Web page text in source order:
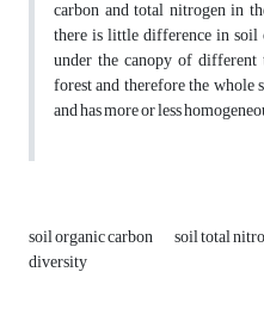
carbon and total nitrogen in
there is little difference in
under the canopy of different
forest and therefore the whole
and has more or less
soil organic carbon soil total
diversity